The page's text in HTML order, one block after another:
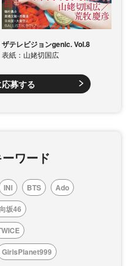
ザテレビジョンgenic. Vol.8
表紙：山姥切国広
募する
ワード
INI BTS
Ado
坂46
GirlsPlanet999